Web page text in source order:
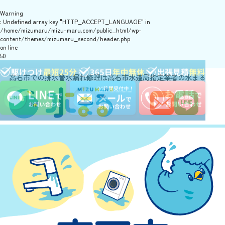
Warning
: Undefined array key "HTTP_ACCEPT_LANGUAGE" in
/home/mizumaru/mizu-maru.com/public_html/wp-
content/themes/mizumaru_second/header.php
on line
50
高石市での排水管水漏れ修理は高石市水道局指定業者の水まる